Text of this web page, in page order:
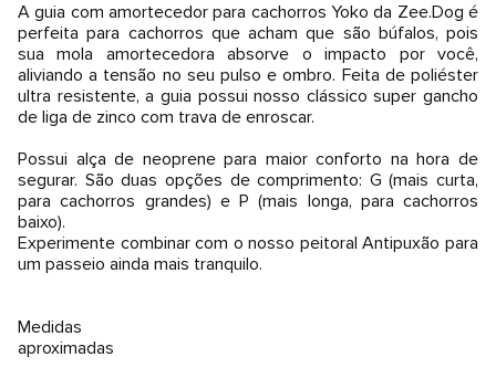
A guia com amortecedor para cachorros Yoko da Zee.Dog é
perfeita para cachorros que acham que são búfalos, pois
sua mola amortecedora absorve o impacto por você,
aliviando a tensão no seu pulso e ombro. Feita de poliéster
ultra resistente, a guia possui nosso clássico super gancho
de liga de zinco com trava de enroscar.
Possui alça de neoprene para maior conforto na hora de
segurar. São duas opções de comprimento: G (mais curta,
para cachorros grandes) e P (mais longa, para cachorros
baixo).
Experimente combinar com o nosso peitoral Antipuxão para
um passeio ainda mais tranquilo.
Medidas
aproximadas